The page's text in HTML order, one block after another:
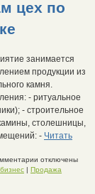
цех по
занимается
продукции из
камня.
- ритуальное
- строительное
столешницы,
- Читать
отключены
| Продажа